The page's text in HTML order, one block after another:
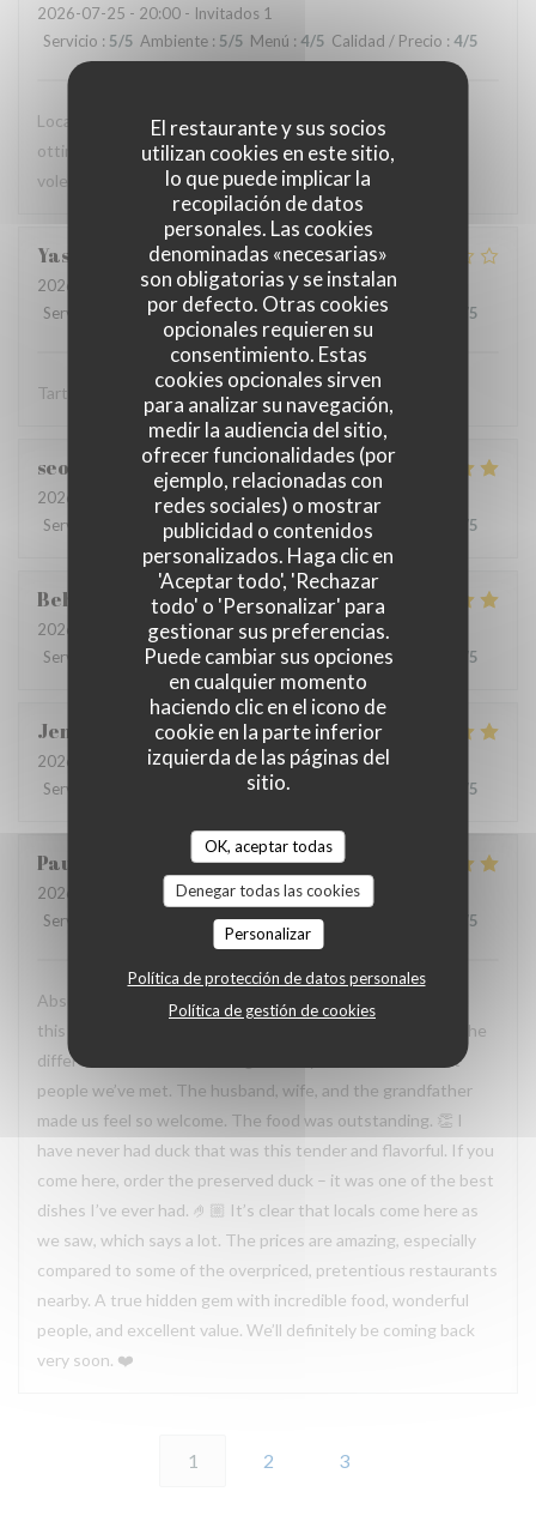
El restaurante y sus socios
utilizan cookies en este sitio,
lo que puede implicar la
recopilación de datos
personales. Las cookies
denominadas «necesarias»
son obligatorias y se instalan
por defecto. Otras cookies
opcionales requieren su
consentimiento. Estas
cookies opcionales sirven
para analizar su navegación,
medir la audiencia del sitio,
ofrecer funcionalidades (por
ejemplo, relacionadas con
redes sociales) o mostrar
publicidad o contenidos
personalizados. Haga clic en
'Aceptar todo', 'Rechazar
todo' o 'Personalizar' para
gestionar sus preferencias.
Puede cambiar sus opciones
en cualquier momento
haciendo clic en el icono de
cookie en la parte inferior
izquierda de las páginas del
sitio.
OK, aceptar todas
Denegar todas las cookies
Personalizar
Política de protección de datos personales
Política de gestión de cookies
2026-07-25 - 20:00 - Invitados 1
Servicio : 5/5 Ambiente : 5/5 Menú : 4/5 Calidad / Precio : 4/5
Locale molto carino e autentico. Personali gentile e cibo
ottimo! Rapporto qualità prezzo onesto. Ci tornerei molto
volentieri!
Yasir
2026-07-24
- 20:30 - Invitados 3
Servicio
Ambiente:3/5 Menú: 3/5 Calidad / Precio /5
Tartare est une tuerie mais l'entrecôt est épouvantable
seoyoung S
2026-07-24
- 13:30 - Invitados 3
Servicio
Ambiente: 5/5 Menú:5/5 Calidad / Precio /5
Behrokh
2026-07-24
- 20:30 - Invitados 2
Servicio
Ambiente: 5/5 Menú: 5 /5 Calidad / Precio /5
Jen
2026-07-21
- 18:30 - Invitados 7
Servicio
Menú /5
Paula
2026-07-19
- 19:30 - Invitados 2
Servicio
:5/5 Menú:5/5 /5
Absolutely incredible experience. You can immediately tell
this is a family-run restaurant, and that warmth makes all the
difference. The owners are genuinely some of the nicest
people we’ve met. The husband, wife, and the grandfather
made us feel so welcome. The food was outstanding. 👏 I
have never had duck that was this tender and flavorful. If you
come here, order the preserved duck – it was one of the best
dishes I’ve ever had. 🤌🏼 It’s clear that locals come here as
we saw, which says a lot. The prices are amazing, especially
compared to some of the overpriced, pretentious restaurants
nearby. A true hidden gem with incredible food, wonderful
people, and excellent value. We’ll definitely be coming back
very soon. ❤️
1 2 3